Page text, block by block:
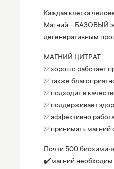
Каждая клетка
Магний – БАЗОВЫЙ
дегенеративным
МАГНИЙ ЦИТРАТ:
✅хорошо работает
✅также
✅подходит в
✅поддерживает
✅эффективно
✅принимать магний
Почти 500
✔️магний необходим